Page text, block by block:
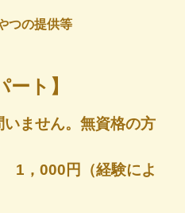
の提供等
ト】
ません。無資格の方
000円（経験によ